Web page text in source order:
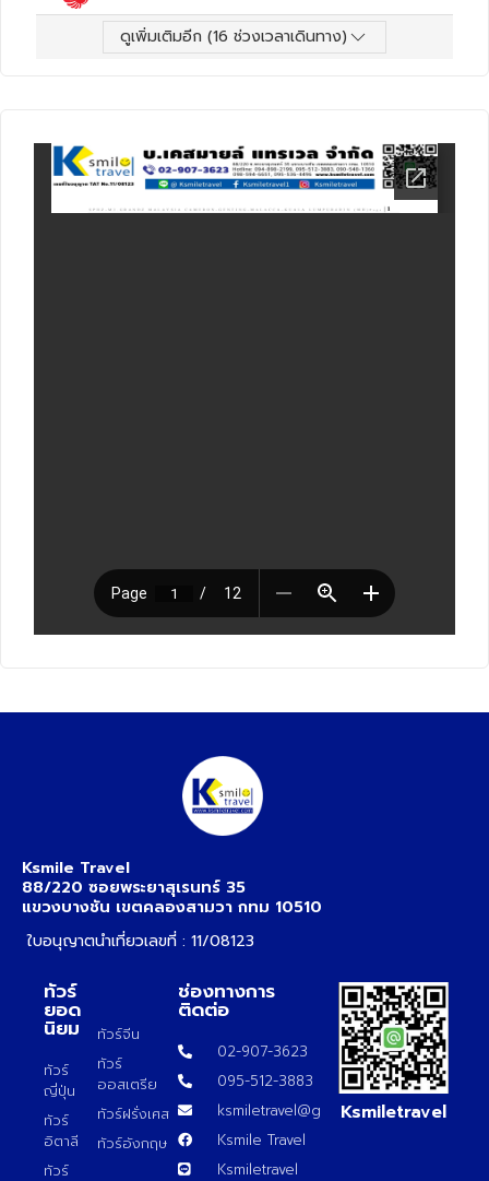
St.Paul's Church
บักกุ้ดเต๋สไตล์มาเลเซียเข้มข้นหอมยาจีน, สุกี้หม้อ
ดูเพิ่มเติมอีก (16 ช่วงเวลาเดินทาง)
Ksmile Travel
88/220 ซอยพระยาสุเรนทร์ 35
แขวงบางชัน เขตคลองสามวา กทม 10510
ใบอนุญาตนำเที่ยวเลขที่ : 11/08123
ทัวร์
ยอด
นิยม
ทัวร์
ญี่ปุ่น
ทัวร์
อิตาลี
ทัวร์
ทัวร์จีน
ทัวร์
ออสเตรีย
ทัวร์ฝรั่งเศส
ทัวร์อังกฤษ
ช่องทางการ
ติดต่อ
02-907-3623
095-512-3883
ksmiletravel@gmail.com
Ksmile Travel
Ksmiletravel
Ksmiletravel